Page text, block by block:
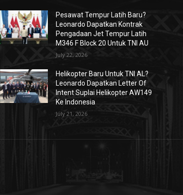
Pesawat Tempur Latih Baru?
Leonardo Dapatkan Kontrak
Pengadaan Jet Tempur Latih
M346 F Block 20 Untuk TNI AU
July 22, 2026
Helikopter Baru Untuk TNI AL?
Leonardo Dapatkan Letter Of
Intent Suplai Helikopter AW149
Ke Indonesia
July 21, 2026